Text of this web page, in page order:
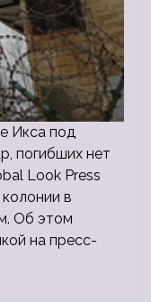
Икса под
погибших нет
Look Press
в
Об этом
на пресс-